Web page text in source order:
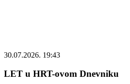
30.07.2026. 19:43
LET u HRT-ovom Dnevniku